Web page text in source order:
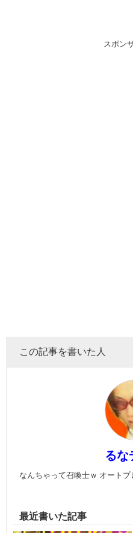
スポン
この記事を書いた人
るな
なんちゃって召喚士ｗ オート
最近書いた記事